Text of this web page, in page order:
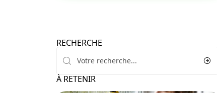
RECHERCHE
À RETENIR